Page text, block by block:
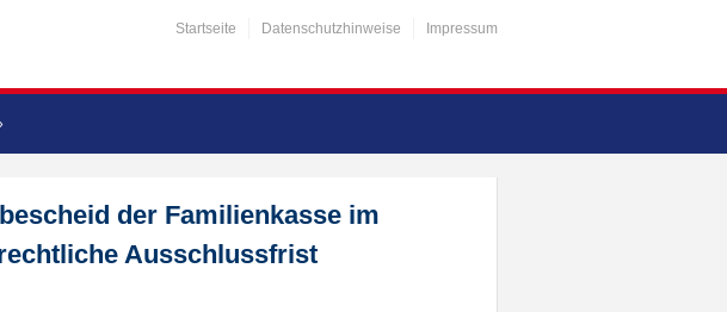
Startseite Datenschutzhinweise Impressum
der Familienkasse im
Ausschlussfrist